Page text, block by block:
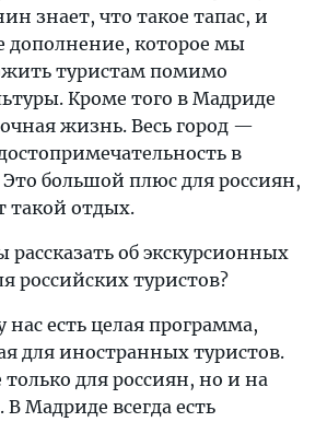
знает, что такое тапас, и
дополнение, которое мы
туристам помимо
Кроме того в Мадриде
жизнь. Весь город —
в
большой плюс для россиян,
такой отдых.
об экскурсионных
российских туристов?
нас есть целая программа,
для иностранных туристов.
только для россиян, но и на
В Мадриде всегда есть